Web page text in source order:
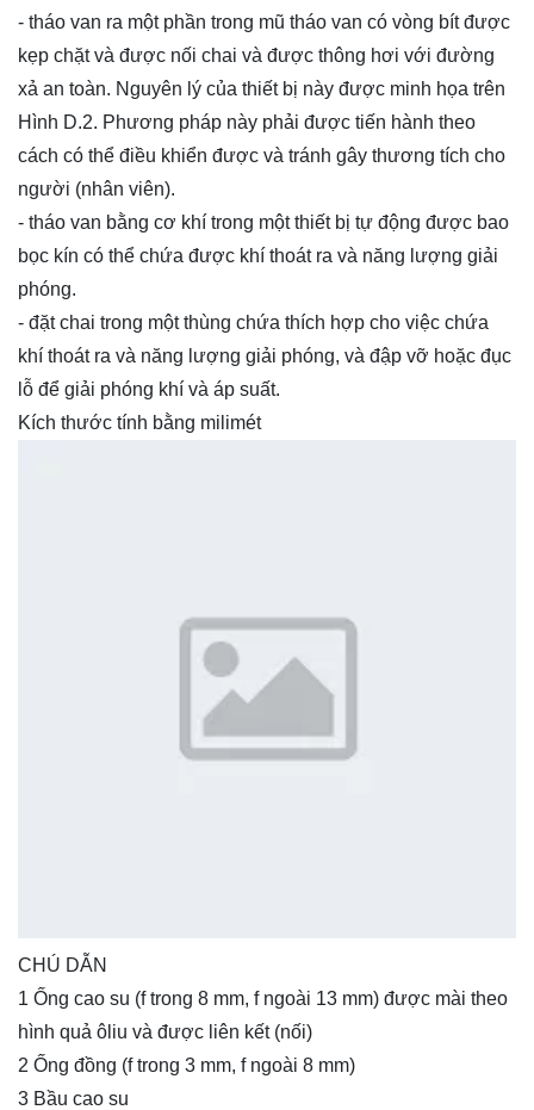
- tháo van ra một phần trong mũ tháo van có vòng bít được
kẹp chặt và được nối chai và được thông hơi với đường
xả an toàn. Nguyên lý của thiết bị này được minh họa trên
Hình D.2. Phương pháp này phải được tiến hành theo
cách có thể điều khiển được và tránh gây thương tích cho
người (nhân viên).
- tháo van bằng cơ khí trong một thiết bị tự động được bao
bọc kín có thể chứa được khí thoát ra và năng lượng giải
phóng.
- đặt chai trong một thùng chứa thích hợp cho việc chứa
khí thoát ra và năng lượng giải phóng, và đập vỡ hoặc đục
lỗ để giải phóng khí và áp suất.
Kích thước tính bằng milimét
CHÚ DẪN
1 Ống cao su (f trong 8 mm, f ngoài 13 mm) được mài theo
hình quả ôliu và được liên kết (nối)
2 Ống đồng (f trong 3 mm, f ngoài 8 mm)
3 Bầu cao su